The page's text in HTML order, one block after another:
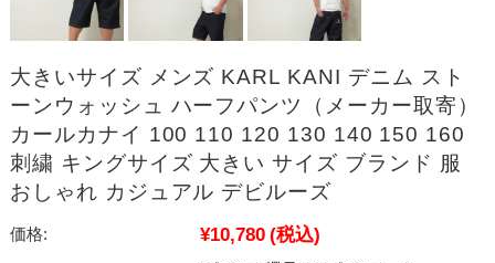
大きいサイズ メンズ KARL KANI デニム スト
ーンウォッシュ ハーフパンツ（メーカー取寄）
カールカナイ 100 110 120 130 140 150 160
刺繍 キングサイズ 大きい サイズ ブランド 服
おしゃれ カジュアル デビルーズ
価格: ¥10,780 (税込)